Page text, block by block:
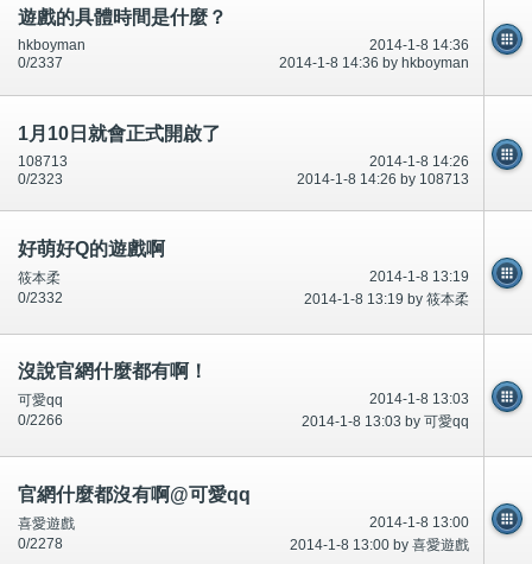
遊戲的具體時間是什麼？
2014-1-8 14:36
hkboyman
2014-1-8 14:36 by hkboyman
0/2337
1月10日就會正式開啟了
2014-1-8 14:26
108713
2014-1-8 14:26 by 108713
0/2323
好萌好Q的遊戲啊
2014-1-8 13:19
筱本柔
2014-1-8 13:19 by 筱本柔
0/2332
沒說官網什麼都有啊！
2014-1-8 13:03
可愛qq
2014-1-8 13:03 by 可愛qq
0/2266
官網什麼都沒有啊@可愛qq
2014-1-8 13:00
喜愛遊戲
2014-1-8 13:00 by 喜愛遊戲
0/2278